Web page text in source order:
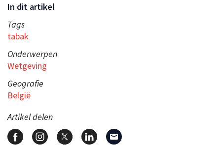
In dit artikel
Tags
tabak
Onderwerpen
Wetgeving
Geografie
België
Artikel delen